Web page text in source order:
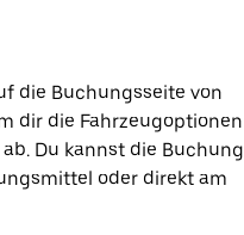
die Buchungsseite von
dir die Fahrzeugoptionen
Du kannst die Buchung
oder direkt am